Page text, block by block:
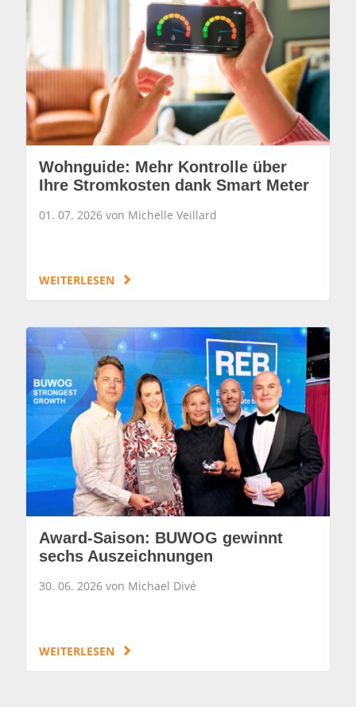
Wohnguide: Mehr Kontrolle über
Ihre Stromkosten dank Smart Meter
01. 07. 2026 von Michelle Veillard
WEITERLESEN
Award-Saison: BUWOG gewinnt
sechs Auszeichnungen
30. 06. 2026 von Michael Divé
WEITERLESEN